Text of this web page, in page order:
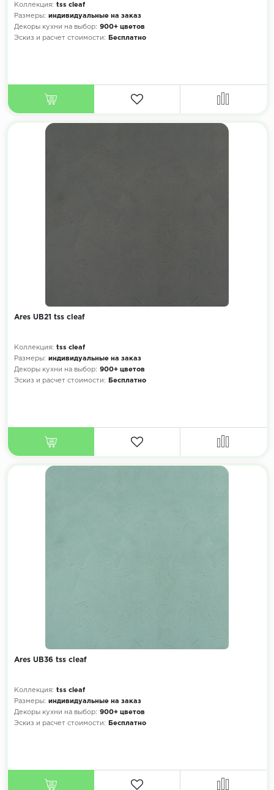
Коллекция: tss cleaf
Размеры: индивидуальные на заказ
Декоры кухни на выбор: 900+ цветов
Эскиз и расчет стоимости:
Бесплатно
Ares UB21 tss cleaf
Коллекция: tss cleaf
Размеры: индивидуальные на заказ
Декоры кухни на выбор: 900+ цветов
Эскиз и расчет стоимости:
Бесплатно
Ares UB36 tss cleaf
Коллекция: tss cleaf
Размеры: индивидуальные на заказ
Декоры кухни на выбор: 900+ цветов
Эскиз и расчет стоимости:
Бесплатно